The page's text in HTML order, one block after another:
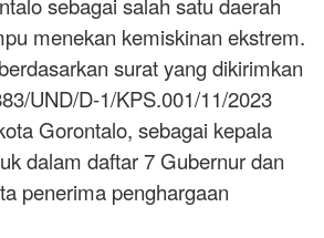
menekan kemiskinan ekstrem.
surat yang dikirimkan
UND/D-1/KPS.001/11/2023
Gorontalo, sebagai kepala
dalam daftar 7 Gubernur dan
penerima penghargaan